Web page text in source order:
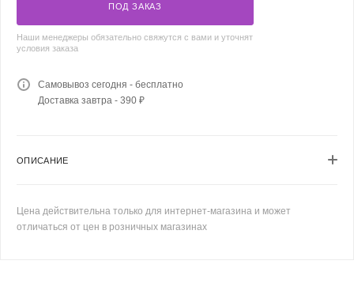
ПОД ЗАКАЗ
Наши менеджеры обязательно свяжутся с вами и уточнят
условия заказа
Самовывоз сегодня - бесплатно
Доставка завтра - 390 ₽
ОПИСАНИЕ
Цена действительна только для интернет-магазина и может
отличаться от цен в розничных магазинах